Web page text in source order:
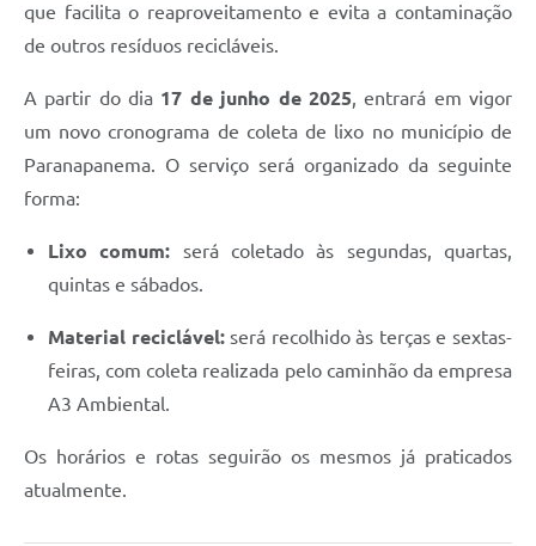
que facilita o reaproveitamento e evita a contaminação
de outros resíduos recicláveis.
A partir do dia 17 de junho de 2025, entrará em vigor
um novo cronograma de coleta de lixo no município de
Paranapanema. O serviço será organizado da seguinte
forma:
Lixo comum: será coletado às segundas, quartas,
quintas e sábados.
Material reciclável:será recolhido às terças e sextas-
feiras, com coleta realizada pelo caminhão da empresa
A3 Ambiental.
Os horários e rotas seguirão os mesmos já praticados
atualmente.